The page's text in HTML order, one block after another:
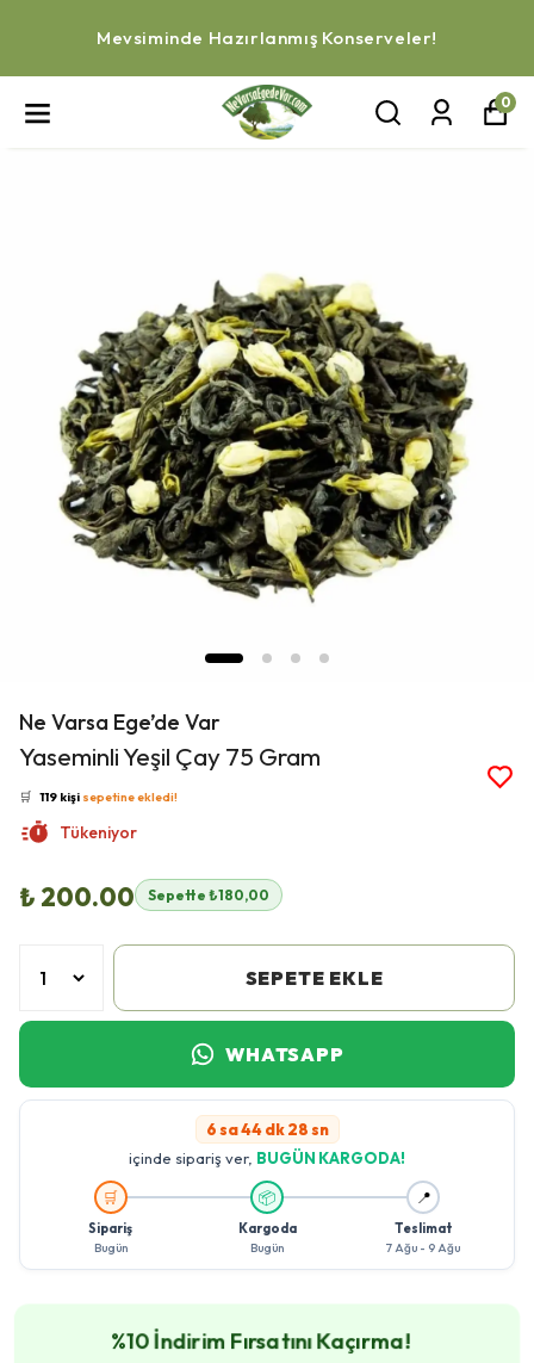
Mevsiminde Hazırlanmış Konserveler!
0
Ne Varsa Ege’de Var
Yaseminli Yeşil Çay 75 Gram
👀 16 kişi inceliyor!
favoriledi!
🛒 119 kişi sepetine ekledi!
Bugün
Hızlı teslimat
Tükeniyor
₺ 200.00 Sepette ₺180,00
SEPETE EKLE
WHATSAPP
6 sa 44 dk 27 sn
içinde sipariş ver, BUGÜN KARGODA!
🚚
🛒
Sipariş
Bugün
📦
Kargoda
Bugün
📍
Teslimat
7 Ağu - 9 Ağu
%10 İndirim Fırsatını Kaçırma!